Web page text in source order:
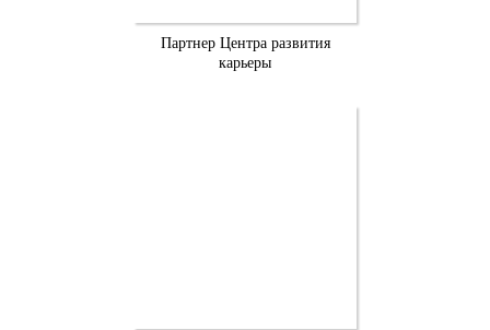
Партнер Центра развития
карьеры